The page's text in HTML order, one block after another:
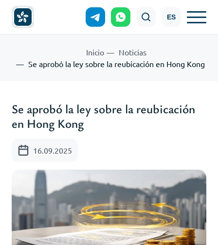
ES
Inicio
Noticias
Se aprobó la ley sobre la reubicación en Hong Kong
Se aprobó la ley sobre la reubicación
en Hong Kong
16.09.2025